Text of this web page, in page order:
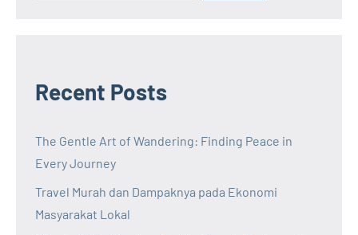
Recent Posts
The Gentle Art of Wandering: Finding Peace in
Every Journey
Travel Murah dan Dampaknya pada Ekonomi
Masyarakat Lokal